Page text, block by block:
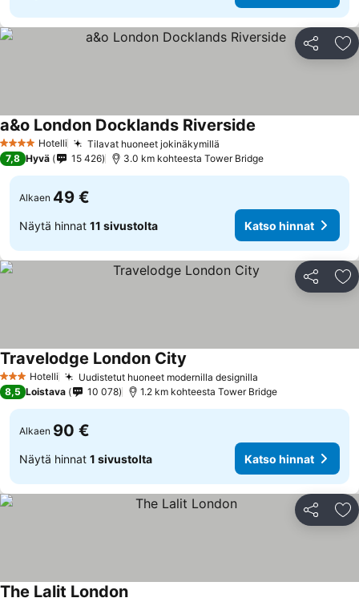
Jaa
4 Tähtiluokitus
Hotelli Tilavat huoneet jokinäkymillä
a&o London Docklands Riverside
7,8 Hyvä 15 426 3.0 km kohteesta Tower Bridge
Alkaen 49 €
Näytä hinnat 11 sivustolta Katso hinnat
Jaa
3 Tähtiluokitus
Hotelli Uudistetut huoneet modernilla designilla
Travelodge London City
8,5 Loistava 10 078 1.2 km kohteesta Tower Bridge
Alkaen 90 €
Näytä hinnat 1 sivustolta Katso hinnat
Jaa
The Lalit London